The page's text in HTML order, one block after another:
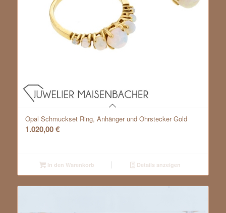
Opal Schmuckset Ring, Anhänger und Ohrstecker Gold
1.020,00€
In den Warenkorb Details anzeigen